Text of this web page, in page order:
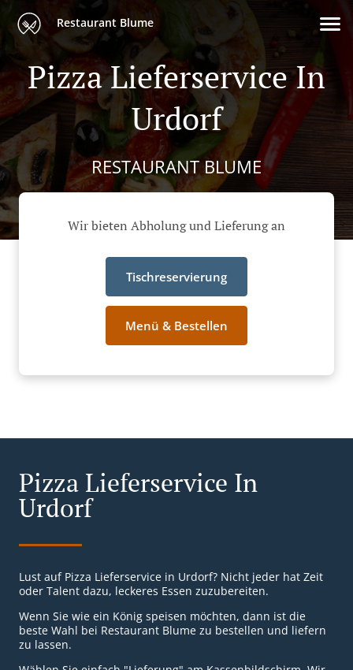
Restaurant Blume
Pizza Lieferservice In
Urdorf
RESTAURANT BLUME
Wir bieten Abholung und Lieferung an
Tischreservierung
Menü & Bestellen
Pizza Lieferservice In
Urdorf
Lust auf Pizza Lieferservice in Urdorf? Nicht jeder hat Zeit
oder Talent dazu, leckeres Essen zuzubereiten.
Wenn Sie wie ein König speisen möchten, dann ist die
beste Wahl bei Restaurant Blume zu bestellen und liefern
zu lassen.